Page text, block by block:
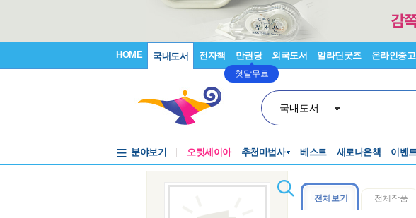
HOME 국내도서 전자책 만권당
첫달무료
외국도서 알라딘굿즈 온라인중고
국내도서
분야보기 오뒷세이아 추천마법사 베스트 새로나온책 이벤
전체보기 전체작품